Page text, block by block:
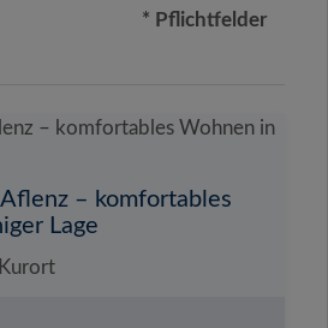
* Pflichtfelder
– komfortables
Lage